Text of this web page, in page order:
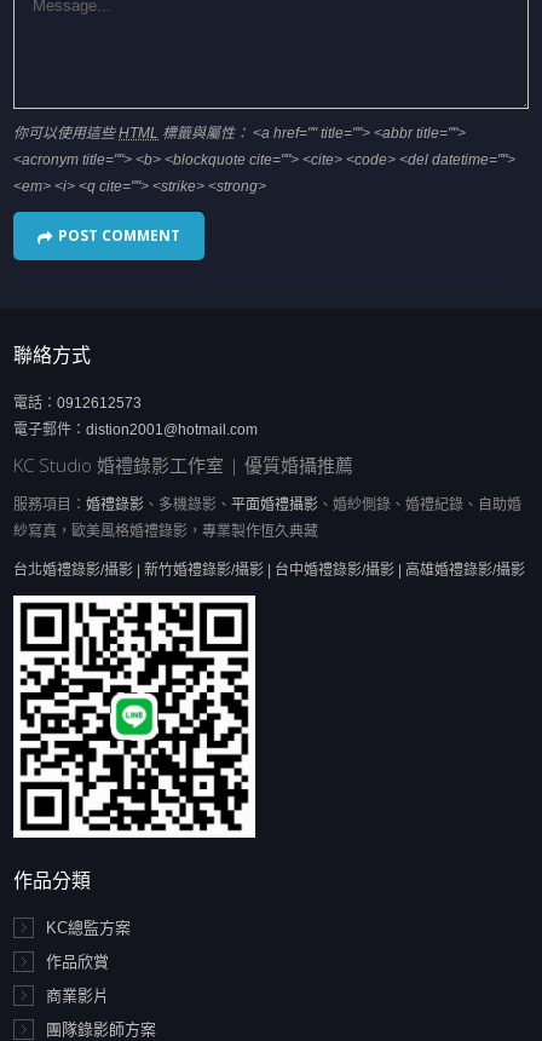
你可以使用這些HTML 標籤與屬性：<a href="" title=""> <abbr title="">
<acronym title=""> <b> <blockquote cite=""> <cite> <code> <del datetime="">
<em> <i> <q cite=""> <strike> <strong>
聯絡方式
電話：0912612573
電子郵件：distion2001@hotmail.com
KC Studio 婚禮錄影工作室 | 優質婚攝推薦
服務項目：婚禮錄影 、多機錄影、平面婚禮攝影 、婚紗側錄、婚禮紀錄、自助婚
紗寫真，歐美風格婚禮錄影，專業製作恆久典藏
台北婚禮錄影/攝影 | 新竹婚禮錄影/攝影 | 台中婚禮錄影/攝影 | 高雄婚禮錄影/攝影
作品分類
KC總監方案
作品欣賞
商業影片
團隊錄影師方案